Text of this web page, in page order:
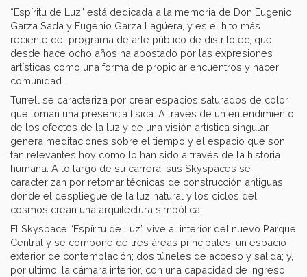
“Espíritu de Luz” está dedicada a la memoria de Don Eugenio
Garza Sada y Eugenio Garza Lagüera, y es el hito más
reciente del programa de arte público de distritotec, que
desde hace ocho años ha apostado por las expresiones
artísticas como una forma de propiciar encuentros y hacer
comunidad.
Turrell se caracteriza por crear espacios saturados de color
que toman una presencia física. A través de un entendimiento
de los efectos de la luz y de una visión artística singular,
genera meditaciones sobre el tiempo y el espacio que son
tan relevantes hoy como lo han sido a través de la historia
humana. A lo largo de su carrera, sus Skyspaces se
caracterizan por retomar técnicas de construcción antiguas
donde el despliegue de la luz natural y los ciclos del
cosmos crean una arquitectura simbólica.
El Skyspace “Espíritu de Luz” vive al interior del nuevo Parque
Central y se compone de tres áreas principales: un espacio
exterior de contemplación; dos túneles de acceso y salida; y,
por último, la cámara interior, con una capacidad de ingreso